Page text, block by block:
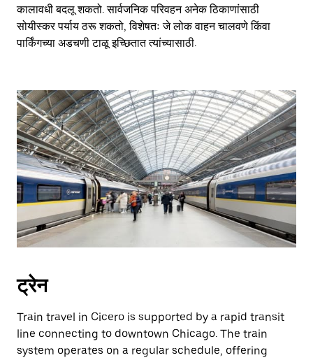
कालावधी बदलू शकतो. सार्वजनिक परिवहन अनेक ठिकाणांसाठी
सोयीस्कर पर्याय ठरू शकतो, विशेषतः जे लोक वाहन चालवणे किंवा
पार्किंगच्या अडचणी टाळू इच्छितात त्यांच्यासाठी.
ट्रेन
Train travel in Cicero is supported by a rapid transit
line connecting to downtown Chicago. The train
system operates on a regular schedule, offering